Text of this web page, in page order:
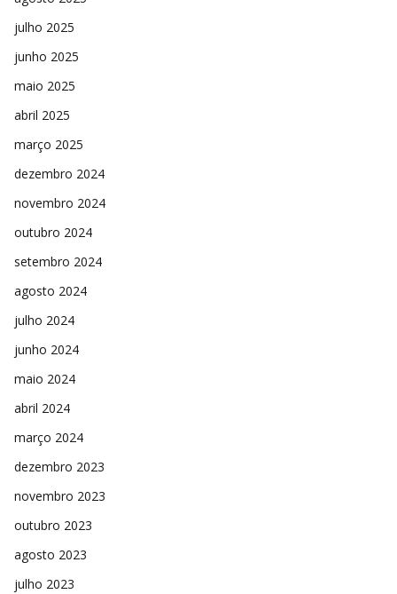
julho 2025
junho 2025
maio 2025
abril 2025
março 2025
dezembro 2024
novembro 2024
outubro 2024
setembro 2024
agosto 2024
julho 2024
junho 2024
maio 2024
abril 2024
março 2024
dezembro 2023
novembro 2023
outubro 2023
agosto 2023
julho 2023